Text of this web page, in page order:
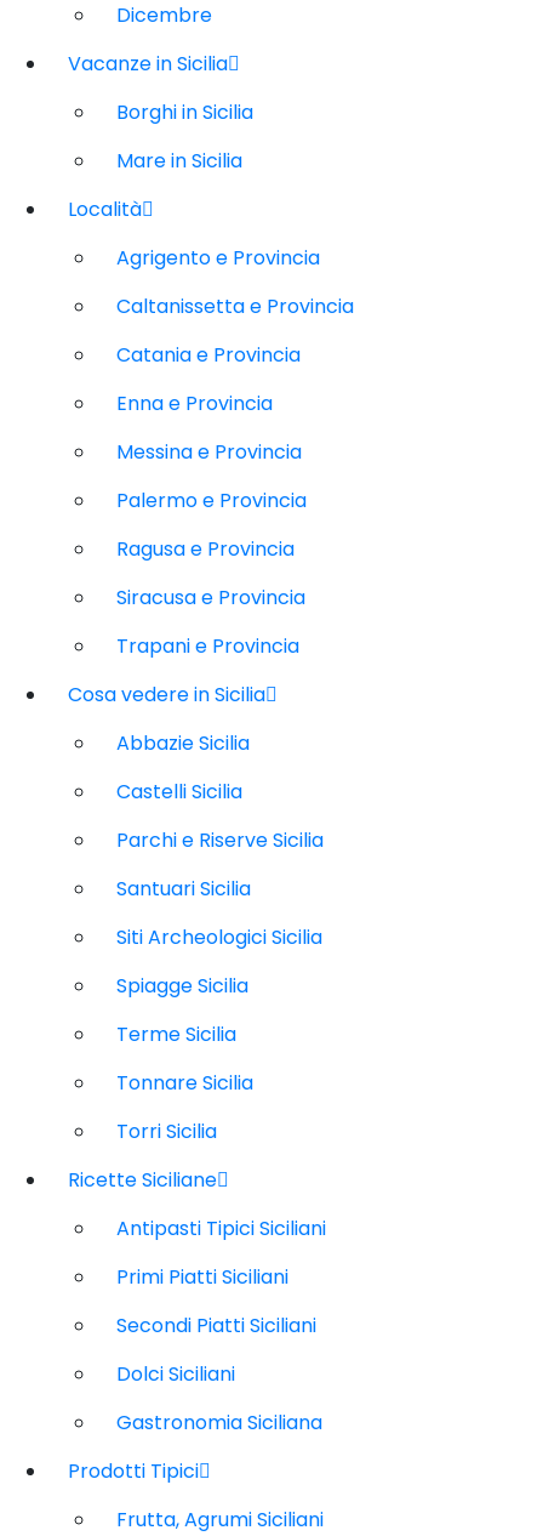
Dicembre
Vacanze in Sicilia
Borghi in Sicilia
Mare in Sicilia
Località
Agrigento e Provincia
Caltanissetta e Provincia
Catania e Provincia
Enna e Provincia
Messina e Provincia
Palermo e Provincia
Ragusa e Provincia
Siracusa e Provincia
Trapani e Provincia
Cosa vedere in Sicilia
Abbazie Sicilia
Castelli Sicilia
Parchi e Riserve Sicilia
Santuari Sicilia
Siti Archeologici Sicilia
Spiagge Sicilia
Terme Sicilia
Tonnare Sicilia
Torri Sicilia
Ricette Siciliane
Antipasti Tipici Siciliani
Primi Piatti Siciliani
Secondi Piatti Siciliani
Dolci Siciliani
Gastronomia Siciliana
Prodotti Tipici
Frutta, Agrumi Siciliani